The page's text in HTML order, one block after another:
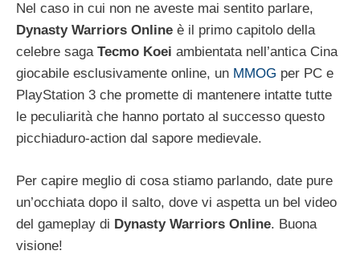
Nel caso in cui non ne aveste mai sentito parlare,
Dynasty Warriors Online è il primo capitolo della
celebre saga Tecmo Koei ambientata nell’antica Cina
giocabile esclusivamente online, un MMOG per PC e
PlayStation 3 che promette di mantenere intatte tutte
le peculiarità che hanno portato al successo questo
picchiaduro-action dal sapore medievale.
Per capire meglio di cosa stiamo parlando, date pure
un’occhiata dopo il salto, dove vi aspetta un bel video
del gameplay di Dynasty Warriors Online. Buona
visione!